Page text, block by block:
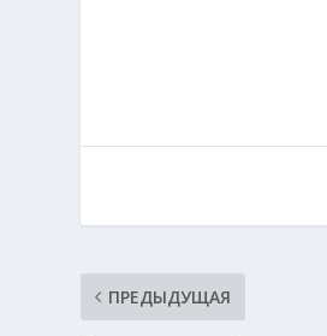
ПРЕДЫДУЩАЯ